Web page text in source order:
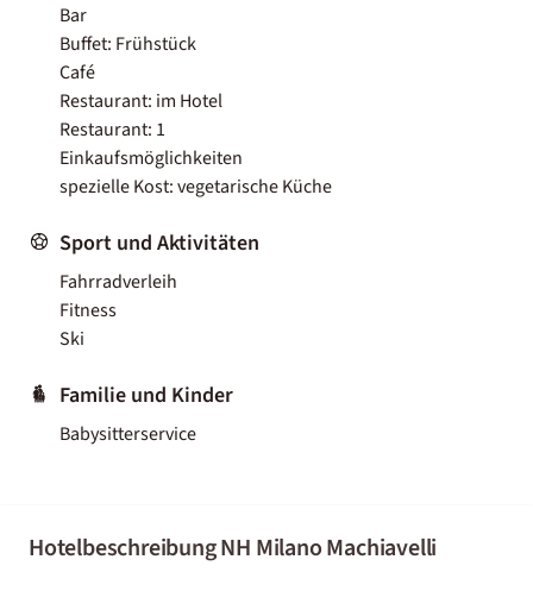
Bar
Buffet: Frühstück
Café
Restaurant: im Hotel
Restaurant: 1
Einkaufsmöglichkeiten
spezielle Kost: vegetarische Küche
Sport und Aktivitäten
Fahrradverleih
Fitness
Ski
Familie und Kinder
Babysitterservice
Hotelbeschreibung NH Milano Machiavelli